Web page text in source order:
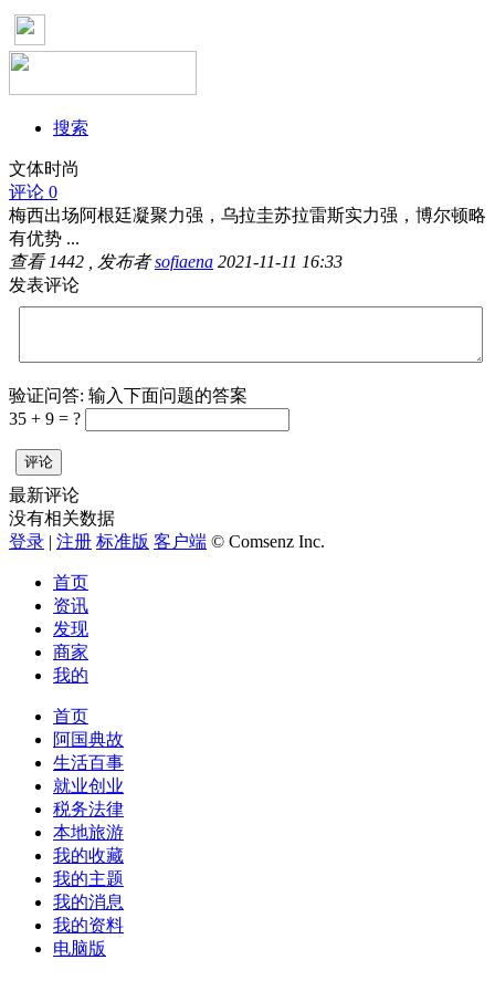
搜索
文体时尚
评论 0
梅西出场阿根廷凝聚力强，乌拉圭苏拉雷斯实力强，博尔顿略
有优势 ...
查看 1442 , 发布者sofiaena 2021-11-11 16:33
发表评论
验证问答: 输入下面问题的答案
35 + 9 = ?
评论
最新评论
没有相关数据
登录 | 注册 标准版 客户端 © Comsenz Inc.
首页
资讯
发现
商家
我的
首页
阿国典故
生活百事
就业创业
税务法律
本地旅游
我的收藏
我的主题
我的消息
我的资料
电脑版